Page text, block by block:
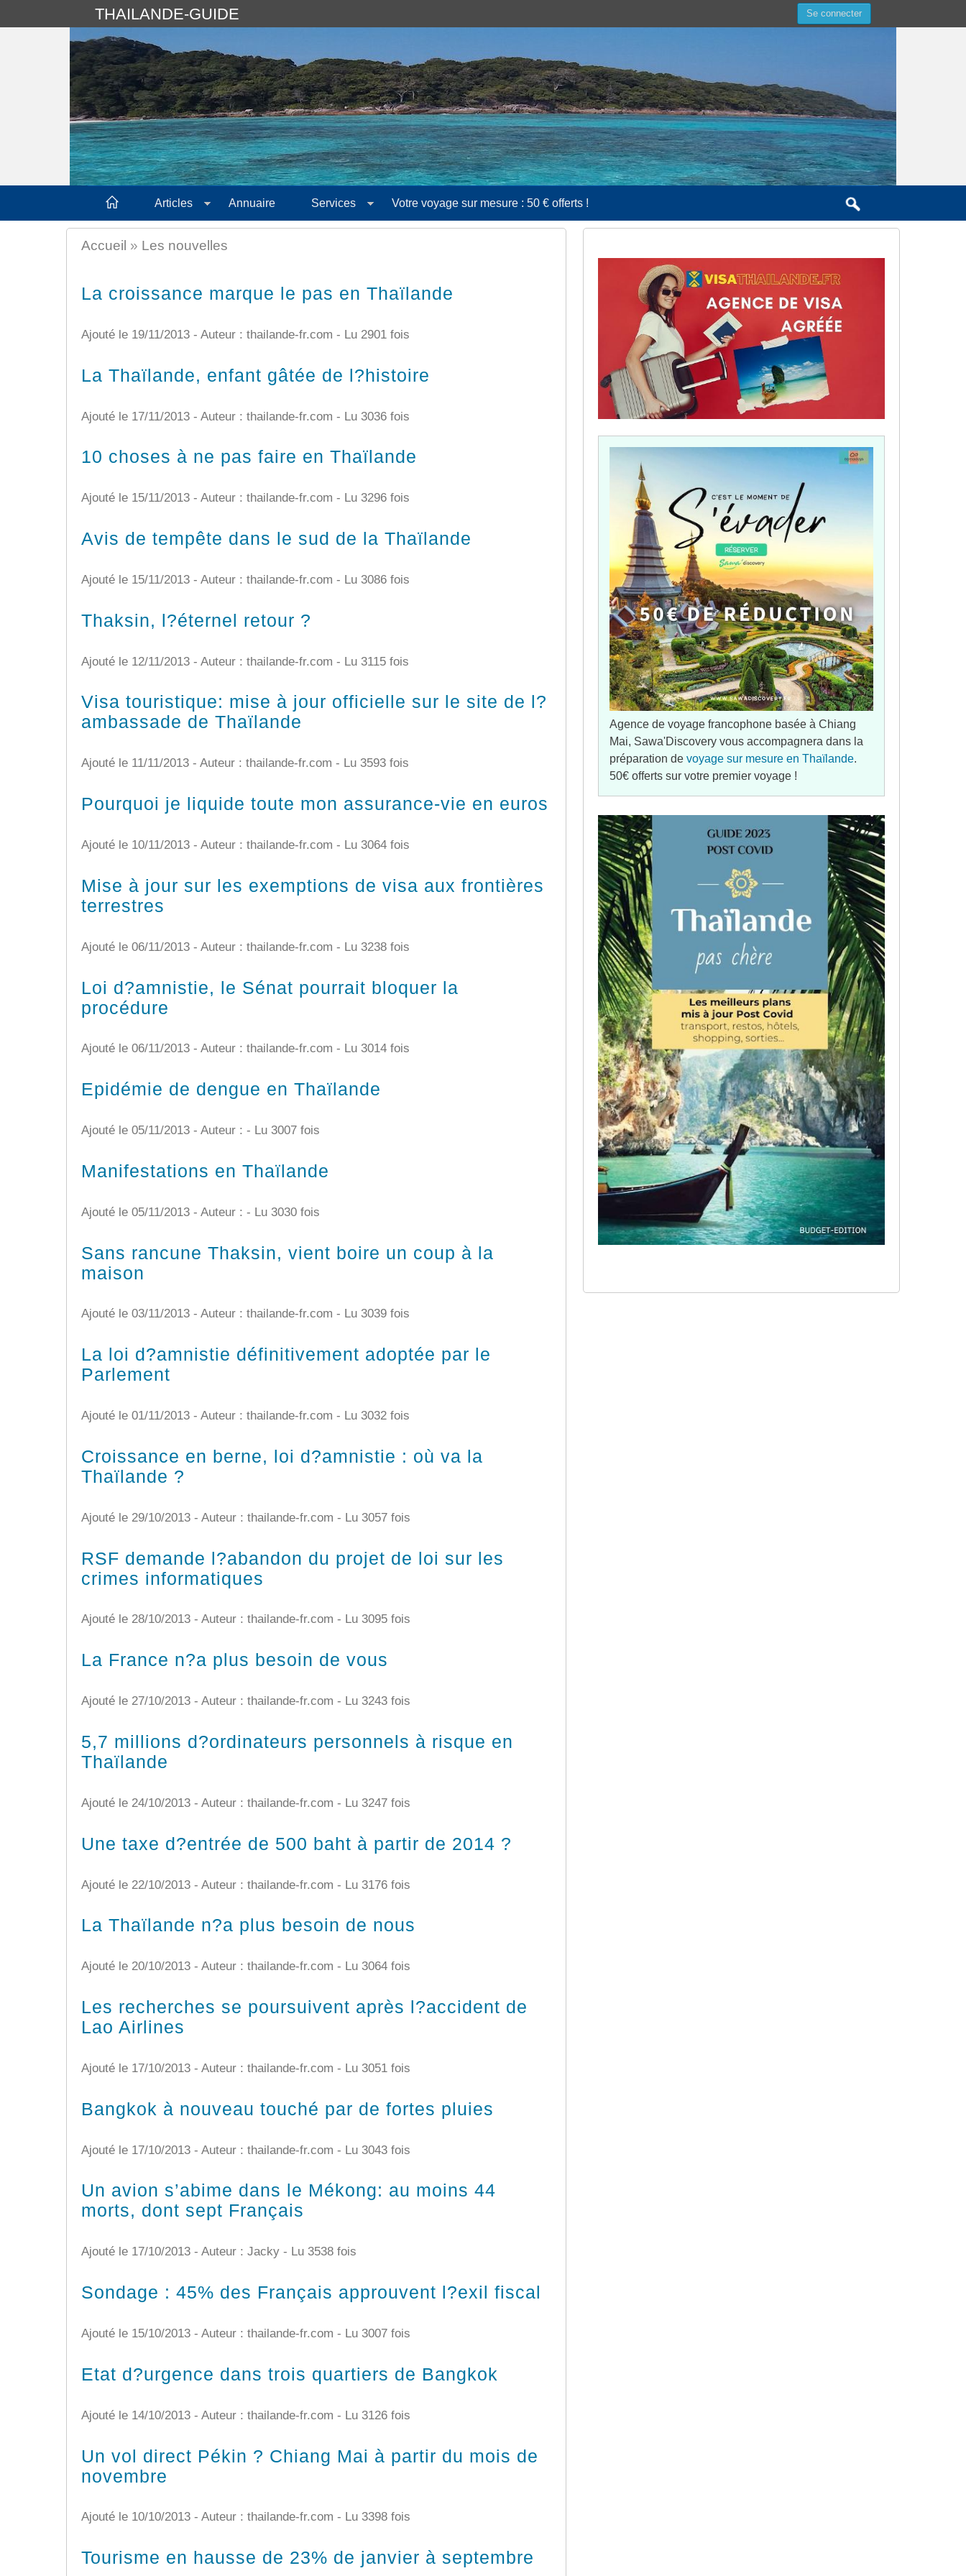
THAILANDE-GUIDE Se connecter
Articles Annuaire Services Votre voyage sur mesure : 50 € offerts !
Accueil » Les nouvelles
La croissance marque le pas en Thaïlande
Ajouté le 19/11/2013 - Auteur : thailande-fr.com - Lu 2901 fois
La Thaïlande, enfant gâtée de l?histoire
Ajouté le 17/11/2013 - Auteur : thailande-fr.com - Lu 3036 fois
10 choses à ne pas faire en Thaïlande
Ajouté le 15/11/2013 - Auteur : thailande-fr.com - Lu 3296 fois
Avis de tempête dans le sud de la Thaïlande
Ajouté le 15/11/2013 - Auteur : thailande-fr.com - Lu 3086 fois
Thaksin, l?éternel retour ?
Ajouté le 12/11/2013 - Auteur : thailande-fr.com - Lu 3115 fois
Visa touristique: mise à jour officielle sur le site de l?
ambassade de Thaïlande
Ajouté le 11/11/2013 - Auteur : thailande-fr.com - Lu 3593 fois
Pourquoi je liquide toute mon assurance-vie en euros
Ajouté le 10/11/2013 - Auteur : thailande-fr.com - Lu 3064 fois
Mise à jour sur les exemptions de visa aux frontières
terrestres
Ajouté le 06/11/2013 - Auteur : thailande-fr.com - Lu 3238 fois
Loi d?amnistie, le Sénat pourrait bloquer la
procédure
Ajouté le 06/11/2013 - Auteur : thailande-fr.com - Lu 3014 fois
Epidémie de dengue en Thaïlande
Ajouté le 05/11/2013 - Auteur : - Lu 3007 fois
Manifestations en Thaïlande
Ajouté le 05/11/2013 - Auteur : - Lu 3030 fois
Sans rancune Thaksin, vient boire un coup à la
maison
Ajouté le 03/11/2013 - Auteur : thailande-fr.com - Lu 3039 fois
La loi d?amnistie définitivement adoptée par le
Parlement
Ajouté le 01/11/2013 - Auteur : thailande-fr.com - Lu 3032 fois
Croissance en berne, loi d?amnistie : où va la
Thaïlande ?
Ajouté le 29/10/2013 - Auteur : thailande-fr.com - Lu 3057 fois
RSF demande l?abandon du projet de loi sur les
crimes informatiques
Ajouté le 28/10/2013 - Auteur : thailande-fr.com - Lu 3095 fois
La France n?a plus besoin de vous
Ajouté le 27/10/2013 - Auteur : thailande-fr.com - Lu 3243 fois
5,7 millions d?ordinateurs personnels à risque en
Thaïlande
Ajouté le 24/10/2013 - Auteur : thailande-fr.com - Lu 3247 fois
Une taxe d?entrée de 500 baht à partir de 2014 ?
Ajouté le 22/10/2013 - Auteur : thailande-fr.com - Lu 3176 fois
La Thaïlande n?a plus besoin de nous
Ajouté le 20/10/2013 - Auteur : thailande-fr.com - Lu 3064 fois
Les recherches se poursuivent après l?accident de
Lao Airlines
Ajouté le 17/10/2013 - Auteur : thailande-fr.com - Lu 3051 fois
Bangkok à nouveau touché par de fortes pluies
Ajouté le 17/10/2013 - Auteur : thailande-fr.com - Lu 3043 fois
Un avion s’abime dans le Mékong: au moins 44
morts, dont sept Français
Ajouté le 17/10/2013 - Auteur : Jacky - Lu 3538 fois
Sondage : 45% des Français approuvent l?exil fiscal
Ajouté le 15/10/2013 - Auteur : thailande-fr.com - Lu 3007 fois
Etat d?urgence dans trois quartiers de Bangkok
Ajouté le 14/10/2013 - Auteur : thailande-fr.com - Lu 3126 fois
Un vol direct Pékin ? Chiang Mai à partir du mois de
novembre
Ajouté le 10/10/2013 - Auteur : thailande-fr.com - Lu 3398 fois
Tourisme en hausse de 23% de janvier à septembre
Agence de voyage francophone basée à Chiang
Mai, Sawa'Discovery vous accompagnera dans la
préparation devoyage sur mesure en Thaïlande.
50€ offerts sur votre premier voyage !